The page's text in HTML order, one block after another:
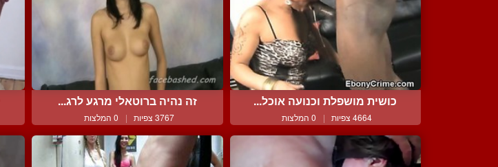
כושית מושפלת וכנועה אוכל...
4664 צפיות | 0 המלצות
זה נהיה ברוטאלי מרגע לרג...
3767 צפיות | 0 המלצות